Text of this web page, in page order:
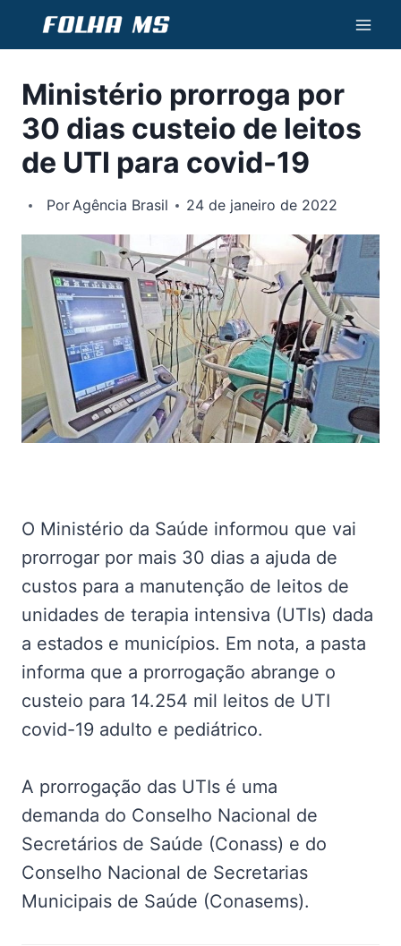
Conteúdo
Ministério prorroga por
30 dias custeio de leitos
de UTI para covid-19
PorAgência Brasil 24 de janeiro de 2022
O Ministério da Saúde informou que vai
prorrogar por mais 30 dias a ajuda de
custos para a manutenção de leitos de
unidades de terapia intensiva (UTIs) dada
a estados e municípios. Em nota, a pasta
informa que a prorrogação abrange o
custeio para 14.254 mil leitos de UTI
covid-19 adulto e pediátrico.
A prorrogação das UTIs é uma
demanda do Conselho Nacional de
Secretários de Saúde (Conass) e do
Conselho Nacional de Secretarias
Municipais de Saúde (Conasems).